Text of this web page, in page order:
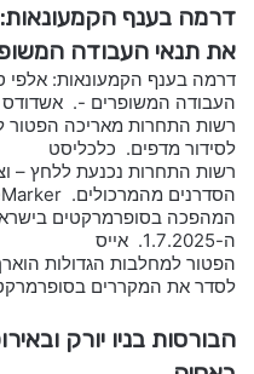
דרמה בענף הקמעונאות:
את תנאי העבודה
דרמה בענף הקמעונאות: אלפי
העבודה המשופרים -. אשדודס
רשות התחרות מאריכה הפטור
לסידור מדפים. כלכליסט
רשות התחרות נכנעת ללחץ –
הסדרנים מהמרכולים. TheMarker
המהפכה בסופרמרקטים
ה-1.7.2025. אייס
הפטור למחלבות הגדולות
לסדר את המקררים
הבורסות בניו יורק